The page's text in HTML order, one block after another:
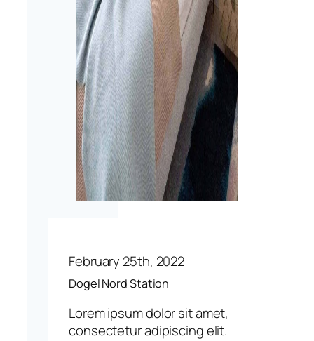
February 25th, 2022
Dogel Nord Station
Lorem ipsum dolor sit amet,
consectetur adipiscing elit.